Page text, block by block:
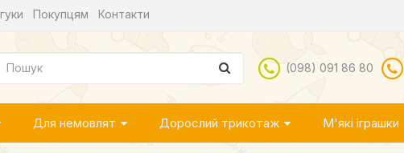
Покупцям Контакти
(098) 091 86 80
Для немовлят Дорослий трикотаж М'які іграшки